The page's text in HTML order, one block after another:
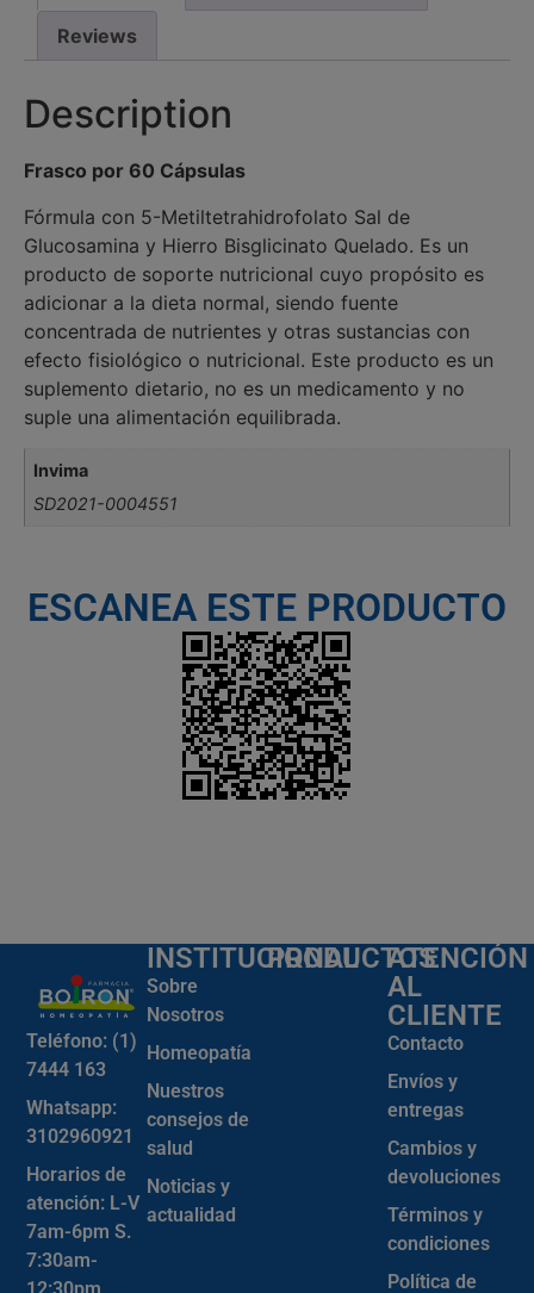
Reviews
Description
Frasco por 60 Cápsulas
Fórmula con 5-Metiltetrahidrofolato Sal de
Glucosamina y Hierro Bisglicinato Quelado. Es un
producto de soporte nutricional cuyo propósito es
adicionar a la dieta normal, siendo fuente
concentrada de nutrientes y otras sustancias con
efecto fisiológico o nutricional. Este producto es un
suplemento dietario, no es un medicamento y no
suple una alimentación equilibrada.
Invima
SD2021-0004551
ESCANEA ESTE PRODUCTO
Teléfono: (1)
7444 163
Whatsapp:
3102960921
Horarios de
atención: L-V
7am-6pm S.
7:30am-
INSTITUCIONAL
Sobre
Nosotros
Homeopatía
Nuestros
consejos de
salud
Noticias y
actualidad
PRODUCTOSATENCIÓN
AL
CLIENTE
Contacto
Envíos y
entregas
Cambios y
devoluciones
Términos y
condiciones
Política de